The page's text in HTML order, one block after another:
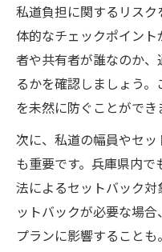
私道負担に関するリス
体的なチェックポイン
者や共有者が誰なのか
るかを確認しましょう
を未然に防ぐことができ
次に、私道の幅員やセ
も重要です。兵庫県内
法によるセットバック
ットバックが必要な場
プランに影響することも。